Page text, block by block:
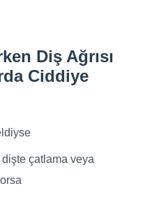
Diş Ağrısı
Ciddiye
dişte çatlama veya